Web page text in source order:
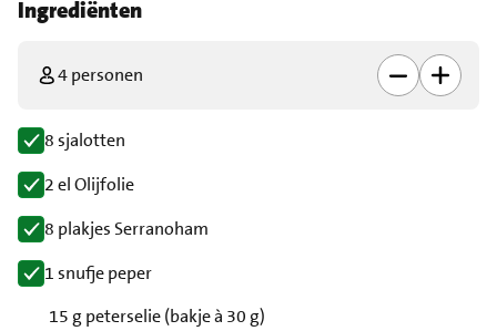
Ingrediënten
4 personen
8 sjalotten
2 el Olijfolie
8 plakjes Serranoham
1 snufje peper
15 g peterselie (bakje à 30 g)